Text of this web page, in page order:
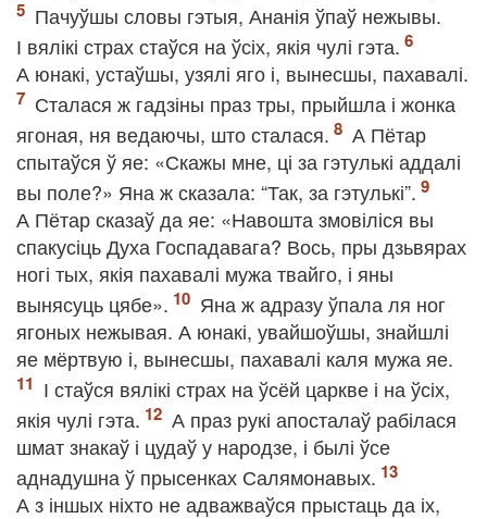
Пачуўшы словы гэтыя, Ананія ўпаў нежывы.
І вялікі страх стаўся на ўсіх, якія чулі гэта.
А юнакі, устаўшы, узялі яго і, вынесшы, пахавалі.
Сталася ж гадзіны праз тры, прыйшла і жонка
ягоная, ня ведаючы, што сталася.
А Пётар
спытаўся ў яе: «Скажы мне, ці за гэтулькі аддалі
вы поле?» Яна ж сказала: “Так, за гэтулькі”.
А Пётар сказаў да яе: «Навошта змовіліся вы
спакусіць Духа Госпадавага? Вось, пры дзьвярах
ногі тых, якія пахавалі мужа твайго, і яны
вынясуць цябе».
Яна ж адразу ўпала ля ног
ягоных нежывая. А юнакі, увайшоўшы, знайшлі
яе мёртвую і, вынесшы, пахавалі каля мужа яе.
І стаўся вялікі страх на ўсёй царкве і на ўсіх,
якія чулі гэта.
А праз рукі апосталаў рабілася
шмат знакаў і цудаў у народзе, і былі ўсе
аднадушна ў прысенках Салямонавых.
А з іншых ніхто не адважваўся прыстаць да іх,